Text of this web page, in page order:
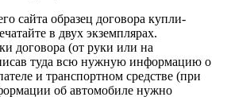
сайта образец договора купли-
в двух экземплярах.
договора (от руки или на
туда всю нужную информацию о
и транспортном средстве (при
об автомобиле нужно